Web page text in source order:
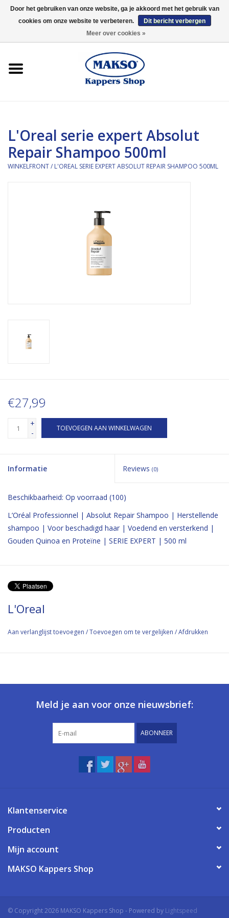
0 Artikelen - €0,00
Kaaral
360
L'Oreal serie expert Absolut
Repair Shampoo 500ml
WINKELFRONT/ L'OREAL SERIE EXPERT ABSOLUT REPAIR SHAMPOO 500ML
€27,99
+
-
TOEVOEGEN AAN WINKELWAGEN
Informatie Reviews (0)
Beschikbaarheid: Op voorraad (100)
L’Oréal Professionnel | Absolut Repair Shampoo | Herstellende
shampoo | Voor beschadigd haar | Voedend en versterkend |
Gouden Quinoa en Proteïne | SERIE EXPERT | 500 ml
L'Oreal
Aan verlanglijst toevoegen /Toevoegen om te vergelijken /Afdrukken
Meld je aan voor onze nieuwsbrief:
ABONNEER
Klantenservice
Producten
Mijn account
MAKSO Kappers Shop
© Copyright 2026 MAKSO Kappers Shop - Powered by Lightspeed
Door het gebruiken van onze website, ga je akkoord met het gebruik van
cookies om onze website te verbeteren.
Dit bericht verbergen
Meer over cookies »